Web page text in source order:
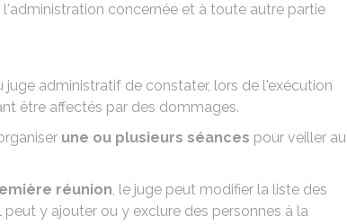
concernée et à toute autre partie
juge administratif de constater, lors de l'exécution
être affectés par des dommages.
une ou plusieurs séances pour veiller au
réunion, le juge peut modifier la liste des
y ajouter ou y exclure des personnes à la